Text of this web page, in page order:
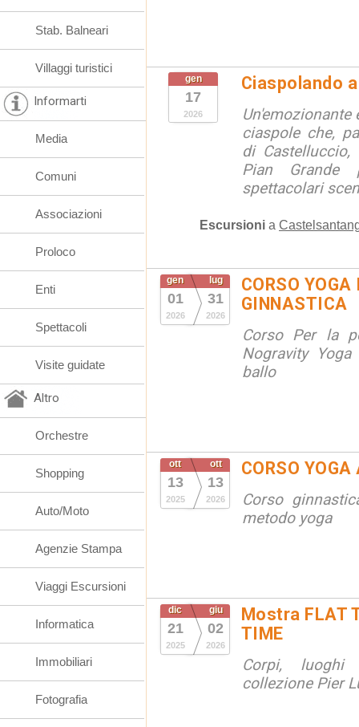
gen
17
2026
Ciaspolando
ciaspole che,
di
Pian
spettacolari
Escursioni a
gen
01
2026
lug
31
2026
CORSO
GINNASTICA
Corso Per la
Nogravity
ballo
ott
13
2025
ott
13
2026
CORSO
Corso
metodo yoga
dic
21
2025
giu
02
2026
Mostra FLAT
TIME
Corpi,
collezione Pier
Stab. Balneari
Villaggi turistici
Informarti
Media
Comuni
Associazioni
Proloco
Enti
Spettacoli
Visite guidate
Altro
Orchestre
Shopping
Auto/Moto
Agenzie Stampa
Viaggi Escursioni
Informatica
Immobiliari
Fotografia